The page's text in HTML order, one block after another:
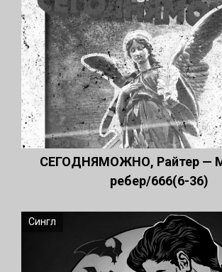
СЕГОДНЯМОЖНО, Райтер —
ребер/666(6-36)
Сингл